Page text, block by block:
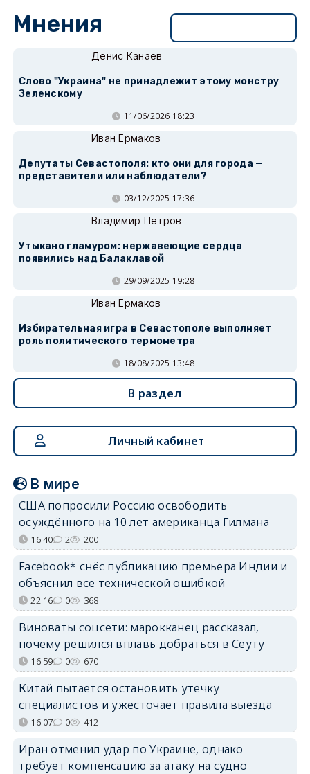
Мнения
Денис Канаев
Слово "Украина" не принадлежит этому монстру
Зеленскому
11/06/2026 18:23
Иван Ермаков
Депутаты Севастополя: кто они для города —
представители или наблюдатели?
03/12/2025 17:36
Владимир Петров
Утыкано гламуром: нержавеющие сердца
появились над Балаклавой
29/09/2025 19:28
Иван Ермаков
Избирательная игра в Севастополе выполняет
роль политического термометра
18/08/2025 13:48
В раздел
Личный кабинет
В мире
США попросили Россию освободить
осуждённого на 10 лет американца Гилмана
16:40 2 200
Facebook* снёс публикацию премьера Индии и
объяснил всё технической ошибкой
22:16 0 368
Виноваты соцсети: марокканец рассказал,
почему решился вплавь добраться в Сеуту
16:59 0 670
Китай пытается остановить утечку
специалистов и ужесточает правила выезда
16:07 0 412
Иран отменил удар по Украине, однако
требует компенсацию за атаку на судно